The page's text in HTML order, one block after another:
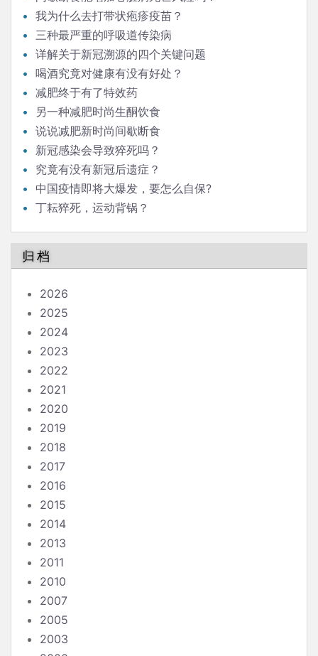
我为什么去打带状疱疹疫苗？
三种最严重的呼吸道传染病
详解关于新冠溯源的四个关键问题
喝酒究竟对健康有没有好处？
减肥终于有了特效药
另一种减肥时尚生酮饮食
说说减肥新时尚间歇断食
新冠感染会导致猝死吗？
究竟有没有新冠后遗症？
中国疫情即将大爆发，要怎么自保?
丁耘猝死，运动背锅？
归档
2026
2025
2024
2023
2022
2021
2020
2019
2018
2017
2016
2015
2014
2013
2011
2010
2007
2005
2003